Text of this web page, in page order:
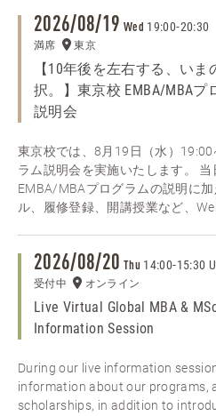
2026/08/19 Wed 19:00-20:30
満席 東京
【10年後を左右する、いま
択。】東京校 EMBA/MBAプ
説明会
東京校では、8月19日（水）
ラム説明会を実施いたします。
EMBA/MBAプログラムの説明に
ル、履修登録、開講授業など、
2026/08/20 Thu 14:00-15:30
受付中 オンライン
Live Virtual Global MBA &
Information Session
During our live information
information about our programs,
scholarships, in addition to